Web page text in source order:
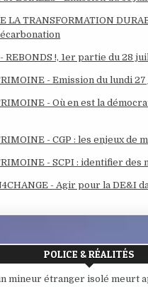
LA TRANSFORMATION
- REBONDS !, 1er partie du 28
- Emission du lundi
- Où en est la
- CGP : les enjeux de
- SCPI : identifier des
- Agir pour la DE&I
POLICE & RÉALITÉS
mineur étranger isolé meurt